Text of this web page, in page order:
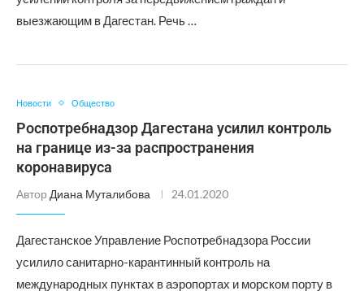
выезжающим в Дагестан. Речь …
Новости Общество
Роспотребнадзор Дагестана усилил контроль
на границе из-за распространения
коронавируса
Автор Диана Муталибова 24.01.2020
Дагестанское Управление Роспотребнадзора России
усилило санитарно-карантинный контроль на
международных пунктах в аэропортах и морском порту в